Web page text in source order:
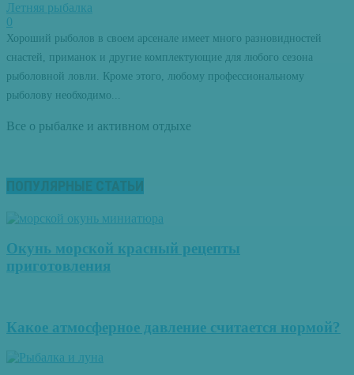
Летняя рыбалка
0
Хороший рыболов в своем арсенале имеет много разновидностей
снастей, приманок и другие комплектующие для любого сезона
рыболовной ловли. Кроме этого, любому профессиональному
рыболову необходимо...
Все о рыбалке и активном отдыхе
ПОПУЛЯРНЫЕ СТАТЬИ
Окунь морской красный рецепты
приготовления
Какое атмосферное давление считается нормой?